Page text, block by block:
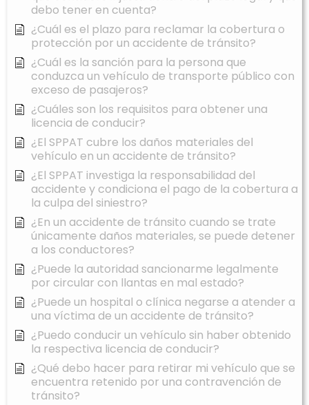
debo tener en cuenta?
¿Cuál es el plazo para reclamar la cobertura o
protección por un accidente de tránsito?
¿Cuál es la sanción para la persona que
conduzca un vehículo de transporte público con
exceso de pasajeros?
¿Cuáles son los requisitos para obtener una
licencia de conducir?
¿El SPPAT cubre los daños materiales del
vehículo en un accidente de tránsito?
¿El SPPAT investiga la responsabilidad del
accidente y condiciona el pago de la cobertura a
la culpa del siniestro?
¿En un accidente de tránsito cuando se trate
únicamente daños materiales, se puede detener
a los conductores?
¿Puede la autoridad sancionarme legalmente
por circular con llantas en mal estado?
¿Puede un hospital o clínica negarse a atender a
una víctima de un accidente de tránsito?
¿Puedo conducir un vehículo sin haber obtenido
la respectiva licencia de conducir?
¿Qué debo hacer para retirar mi vehículo que se
encuentra retenido por una contravención de
tránsito?